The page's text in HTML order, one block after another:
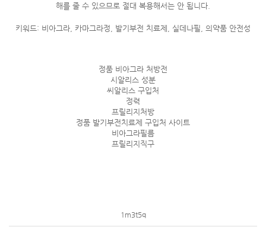
해를 줄 수 있으므로 절대 복용해서는 안 됩니다.
키워드: 비아그라, 카마그라정, 발기부전 치료제, 실데나필, 의약품 안전성
정품 비아그라 처방전
시알리스 성분
씨알리스 구입처
정력
프릴리지처방
정품 발기부전치료제 구입처 사이트
비아그라필름
프릴리지직구
1m3t5q